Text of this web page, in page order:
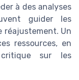
à des analyses
guider les
réajustement. Un
ressources, en
sur les